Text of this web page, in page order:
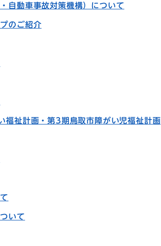
自動車事故対策機構）について
のご紹介
福祉計画・第3期鳥取市障がい児福祉計画
いて